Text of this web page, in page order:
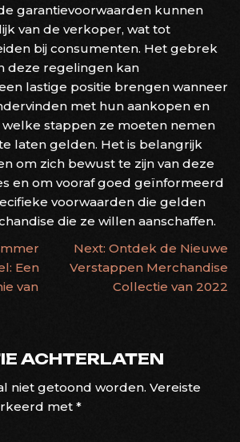
garantievoorwaarden kunnen
van de verkoper, wat tot
bij consumenten. Het gebrek
deze regelingen kan
lastige positie brengen wanneer
met hun aankopen en
stappen ze moeten nemen
laten gelden. Het is belangrijk
om zich bewust te zijn van deze
en om vooraf goed geïnformeerd
voorwaarden die gelden
die ze willen aanschaffen.
Een
van
Next: Ontdek de Nieuwe
Verstappen Merchandise
Collectie van 2022
ACHTERLATEN
niet getoond worden. Vereiste
met *